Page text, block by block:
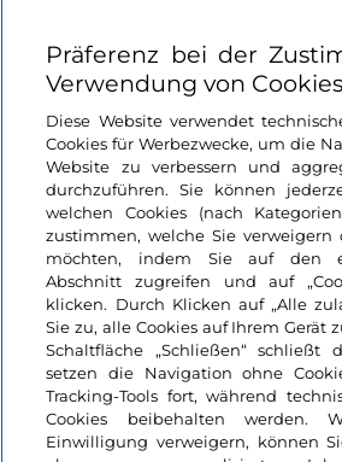
Der Cammino Basiliano in der
Die Hauptstadt der Serre ist die
BergstadtSerra San Bruno, wo die
Heiligen Stephanus und Bruno
Bruchpunkt zwischen dem
westlichen Mönchtum darstellt:
Roger dem Normannen wurde
Kartäuserordens in Europa, der
Köln, in diese Wälder geschickt,
desitalienisch-griechischen
entgegenzuwirken und die
Kartause, eine der wenigen noch
dieWallfahrtskirche Santa Maria
errichten.
Der Cammino Basiliano in der
Nützliche Links
Login
Bleiben wir in Kontakt
Präferenz bei der
Verwendung von Cookies
Diese Website verwendet
Cookies für Werbezwecke, um die
Website zu verbessern und
durchzuführen. Sie können
welchen Cookies (nach
zustimmen, welche Sie verweigern
möchten, indem Sie auf den
Abschnitt zugreifen und auf
klicken. Durch Klicken auf „Alle
Sie zu, alle Cookies auf Ihrem Gerät
Schaltfläche „Schließen“ schließt
setzen die Navigation ohne
Tracking-Tools fort, während
Cookies beibehalten werden.
Einwilligung verweigern, können